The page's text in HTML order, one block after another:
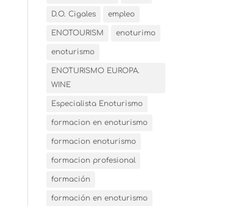
D.O. Cigales empleo
ENOTOURISM enoturimo
enoturismo
ENOTURISMO EUROPA.
WINE
Especialista Enoturismo
formacion en enoturismo
formacion enoturismo
formacion profesional
formación
formación en enoturismo